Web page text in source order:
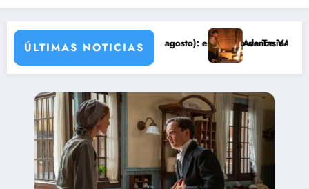
ÚLTIMAS NOTICIAS
(del 10 al 14de agosto): el secreto de Tasio sale a la luz
Avance VALLE SALVAJE